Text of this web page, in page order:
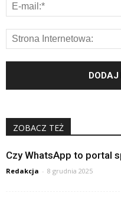
ZOBACZ TEŻ
Czy WhatsApp to portal
Redakcja - 8 grudnia 2025